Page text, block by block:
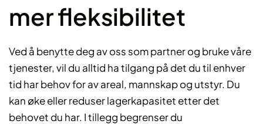
mer fleksibilitet
Ved å benytte deg av oss som partner og bruke våre
tjenester, vil du alltid ha tilgang på det du til enhver
tid har behov for av areal, mannskap og utstyr. Du
kan øke eller reduser lagerkapasitet etter det
behovet du har. I tillegg begrenser du